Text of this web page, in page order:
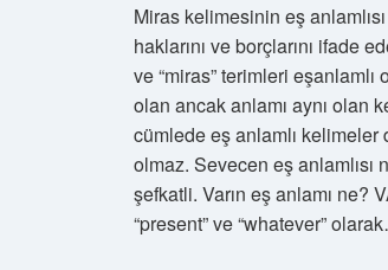
Miras kelimesinin eş
haklarını ve borçlarını ifade
ve “miras” terimleri eşanlamlı
olan ancak anlamı aynı olan
cümlede eş anlamlı
olmaz. Sevecen eş anlamlısı
şefkatli. Varın eş anlamı ne?
“present” ve “whatever”